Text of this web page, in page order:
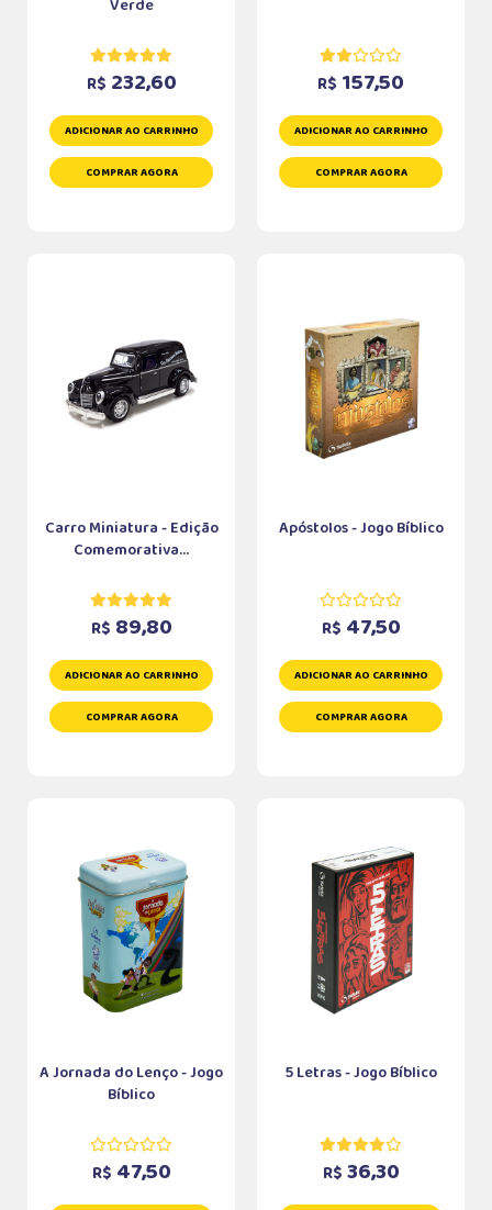
Verde
R$ 232,60
ADICIONAR AO CARRINHO
COMPRAR AGORA
R$ 157,50
ADICIONAR AO CARRINHO
COMPRAR AGORA
Carro Miniatura - Edição
Comemorativa...
R$ 89,80
ADICIONAR AO CARRINHO
COMPRAR AGORA
Apóstolos - Jogo Bíblico
R$ 47,50
ADICIONAR AO CARRINHO
COMPRAR AGORA
A Jornada do Lenço - Jogo
Bíblico
R$ 47,50
5 Letras - Jogo Bíblico
R$ 36,30